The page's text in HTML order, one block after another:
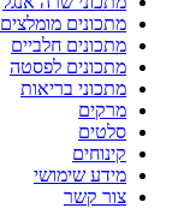
מתכונים מומלצים
מתכונים חלביים
מתכונים לפסטה
מתכוני בריאות
מרקים
סלטים
קינוחים
מידע שימושי
צור קשר